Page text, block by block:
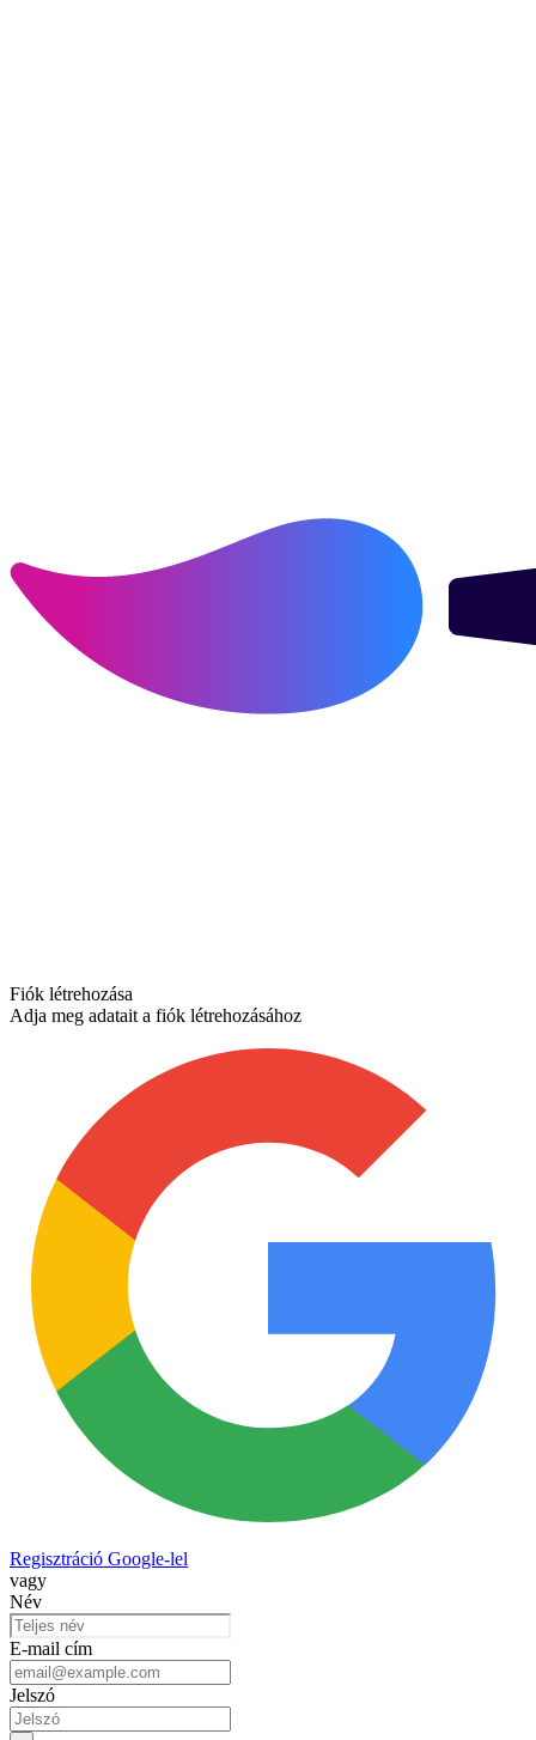
Fiók létrehozása
Adja meg adatait a fiók létrehozásához
Regisztráció Google-lel
vagy
Név
E-mail cím
Jelszó